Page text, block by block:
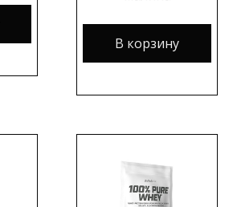
В корзину